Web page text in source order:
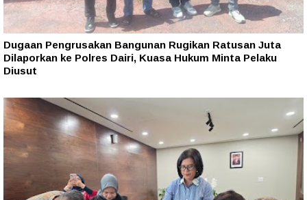
Dugaan Pengrusakan Bangunan Rugikan Ratusan Juta
Dilaporkan ke Polres Dairi, Kuasa Hukum Minta Pelaku
Diusut